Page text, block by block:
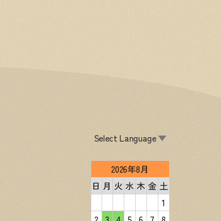
Select Language▼
2026年8月
日 月 火 水 木 金 土
1